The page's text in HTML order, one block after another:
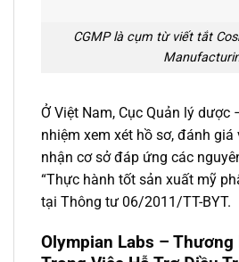
CGMP là cụm từ viết tắt
Manufacturing
Ở Việt Nam, Cục Quản lý dược
nhiệm xem xét hồ sơ, đánh
nhận cơ sở đáp ứng các
“Thực hành tốt sản xuất mỹ
tại Thông tư 06/2011/TT-BYT.
Olympian Labs – Thương